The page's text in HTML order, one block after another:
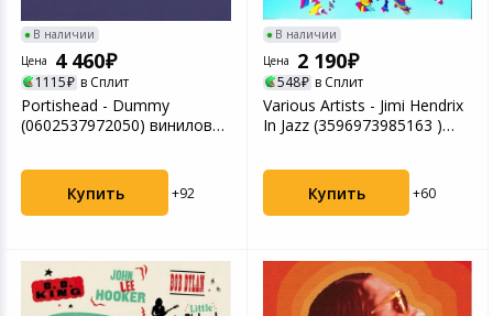
В наличии
Цена
4 460
1115 в Сплит
Portishead - Dummy
(0602537972050) виниловая
Купить +92
В наличии
Цена
2 190
548 в Сплит
Various Artists - Jimi Hendrix
In Jazz (3596973985163 )
Купить +60